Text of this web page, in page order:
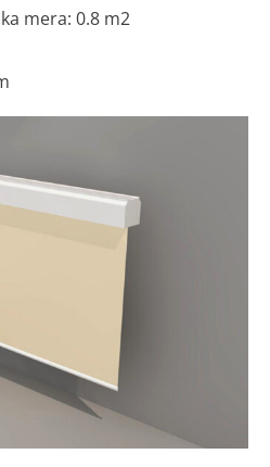
mera: 0.8 m2